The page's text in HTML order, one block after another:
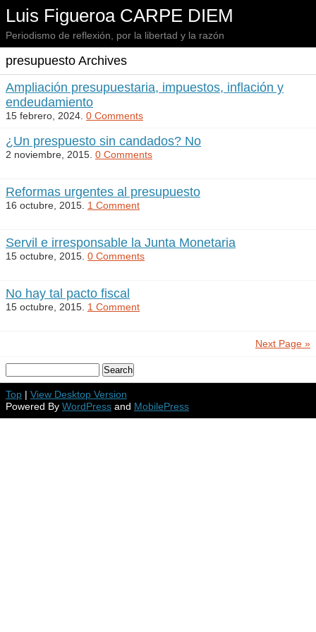
Luis Figueroa CARPE DIEM
Periodismo de reflexión, por la libertad y la razón
presupuesto Archives
Ampliación presupuestaria, impuestos, inflación y
endeudamiento
15 febrero, 2024. 0 Comments
¿Un prespuesto sin candados? No
2 noviembre, 2015. 0 Comments
Reformas urgentes al presupuesto
16 octubre, 2015. 1 Comment
Servil e irresponsable la Junta Monetaria
15 octubre, 2015. 0 Comments
No hay tal pacto fiscal
15 octubre, 2015. 1 Comment
Next Page »
Top | View Desktop Version
Powered By WordPress and MobilePress